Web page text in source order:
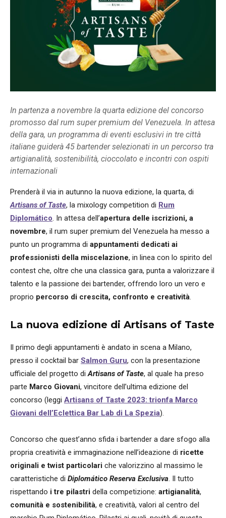
In partenza a novembre la quarta edizione del concorso
promosso dal rum super premium del Venezuela. In attesa
della gara, un programma di eventi esclusivi in tre città
italiane guiderà 45 bartender selezionati in un percorso tra
artigianalità, sostenibilità, cioccolato e incontri con ospiti
internazionali
Prenderà il via in autunno la nuova edizione, la quarta, di
Artisans of Taste, la mixology competition di Rum
Diplomático. In attesa dell’apertura delle iscrizioni, a
novembre, il rum super premium del Venezuela ha messo a
punto un programma di appuntamenti dedicati ai
professionisti della miscelazione, in linea con lo spirito del
contest che, oltre che una classica gara, punta a valorizzare il
talento e la passione dei bartender, offrendo loro un vero e
proprio percorso di crescita, confronto e creatività.
La nuova edizione di Artisans of Taste
Il primo degli appuntamenti è andato in scena a Milano,
presso il cocktail bar Salmon Guru, con la presentazione
ufficiale del progetto diArtisans of Taste, al quale ha preso
parte Marco Giovani, vincitore dell’ultima edizione del
concorso (leggi Artisans of Taste 2023: trionfa Marco
Giovani dell’Eclettica Bar Lab di La Spezia).
Concorso che quest’anno sfida i bartender a dare sfogo alla
propria creatività e immaginazione nell’ideazione di ricette
originali e twist particolari che valorizzino al massimo le
caratteristiche di Diplomático Reserva Exclusiva. Il tutto
rispettando i tre pilastri della competizione: artigianalità,
comunità e sostenibilità, e creatività, valori al centro del